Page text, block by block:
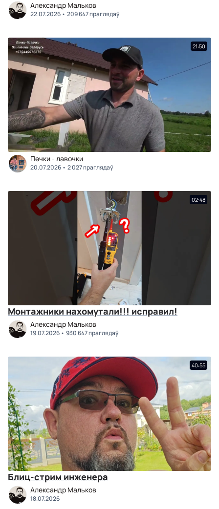
Александр Мальков
22.07.2026 209 647 праглядаў
21:50
Печки - лавочки
20.07.2026 2 027 праглядаў
02:48
Монтажники нахомутали!!! исправил!
Александр Мальков
19.07.2026 930 647 праглядаў
40:55
Блиц-стрим инженера
Александр Мальков
18.07.2026